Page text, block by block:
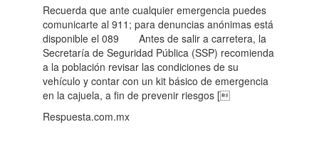
Recuerda que ante cualquier emergencia puedes
comunicarte al 911; para denuncias anónimas está
disponible el 089 Antes de salir a carretera, la
Secretaría de Seguridad Pública (SSP) recomienda
a la población revisar las condiciones de su
vehículo y contar con un kit básico de emergencia
en la cajuela, a fin de prevenir riesgos [
Respuesta.com.mx